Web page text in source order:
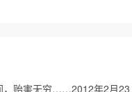
，贻害无穷……2012年2月23